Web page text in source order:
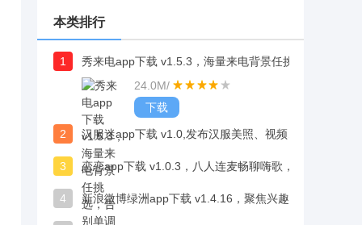
本类排行
1
24.0M/
下载
2
3
4